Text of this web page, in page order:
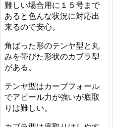
難しい場合用に１５号まで
あると色んな状況に対応出
来るので安心。
角ばった形のテンヤ型と丸
みを帯びた形状のカブラ型
がある。
テンヤ型はカーブフォール
でアピール力が強いが底取
りは難しい。